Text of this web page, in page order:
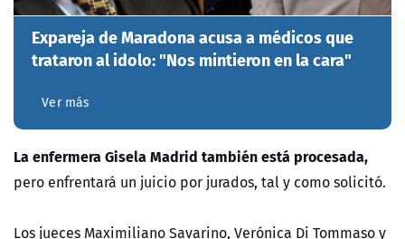
Expareja de Maradona acusa a médicos que
trataron al idolo: "Nos mintieron en la cara"
Ver más
La enfermera Gisela Madrid también está procesada,
pero enfrentará un juicio por jurados, tal y como solicitó.
Los jueces Maximiliano Savarino, Verónica Di Tommaso y